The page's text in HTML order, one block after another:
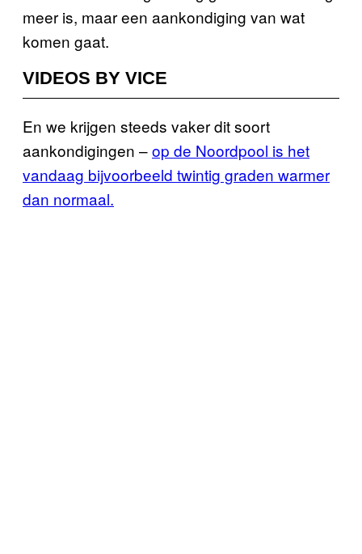
meer is, maar een aankondiging van wat
komen gaat.
VIDEOS BY VICE
En we krijgen steeds vaker dit soort
aankondigingen –op de Noordpool is het
vandaag bijvoorbeeld twintig graden warmer
dan normaal.